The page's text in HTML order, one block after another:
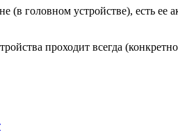
(в головном устройстве), есть
проходит всегда